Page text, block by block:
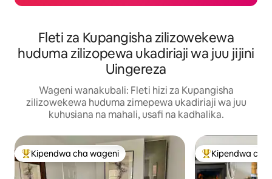
Fleti za Kupangisha zilizowekewa
huduma zilizopewa ukadiriaji wa juu jijini
Uingereza
Wageni wanakubali: Fleti hizi za Kupangisha
zilizowekewa huduma zimepewa ukadiriaji wa juu
kuhusiana na mahali, usafi na kadhalika.
Kipendwa maarufu cha wageni
Kipendwa cha wageni Kipendwa
Kipendwa cha